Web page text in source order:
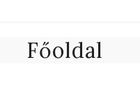
Főoldal